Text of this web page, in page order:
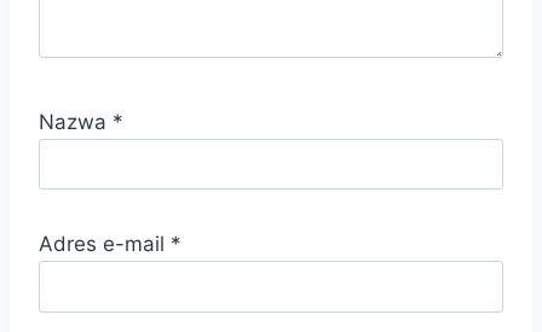
Nazwa *
Adres e-mail *